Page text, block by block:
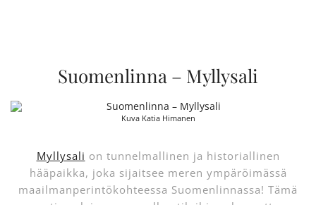
Suomenlinna – Myllysali
Kuva Katia Himanen
Myllysali on tunnelmallinen ja historiallinen
hääpaikka, joka sijaitsee meren ympäröimässä
maailmanperintökohteessa Suomenlinnassa! Tämä